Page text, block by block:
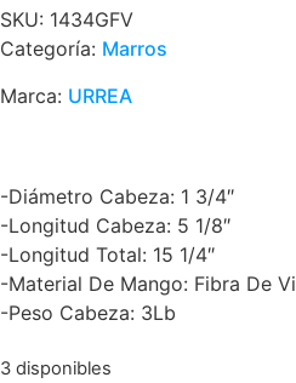
SKU: 1434GFV
Categoría: Marros
Marca: URREA
-Diámetro Cabeza: 1 3/4″
-Longitud Cabeza: 5 1/8″
-Longitud Total: 15 1/4″
-Material De Mango: Fibra De
-Peso Cabeza: 3Lb
3 disponibles